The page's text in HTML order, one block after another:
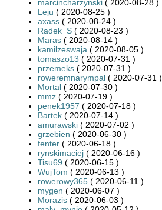
marcincharzynski ( 2020-08-28 )
Leju ( 2020-08-25 )
axass ( 2020-08-24 )
Radek_S ( 2020-08-23 )
Maras ( 2020-08-14 )
kamilzeswaja ( 2020-08-05 )
tomaszo13 ( 2020-07-31 )
przemeks ( 2020-07-31 )
roweremnarympal ( 2020-07-31 )
Mortal ( 2020-07-30 )
mmz ( 2020-07-19 )
penek1957 ( 2020-07-18 )
Bartek ( 2020-07-14 )
amurawski ( 2020-07-02 )
grzebien ( 2020-06-30 )
fenter ( 2020-06-18 )
rynskimaciej ( 2020-06-16 )
Tisu69 ( 2020-06-15 )
WujTom ( 2020-06-13 )
rowerowy365 ( 2020-06-11 )
mygen ( 2020-06-07 )
Morazis ( 2020-06-03 )